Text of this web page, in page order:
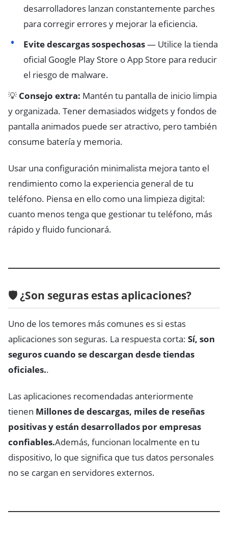
desarrolladores lanzan constantemente parches
para corregir errores y mejorar la eficiencia.
Evite descargas sospechosas— Utilice la tienda
oficial Google Play Store o App Store para reducir
el riesgo de malware.
💡 Consejo extra: Mantén tu pantalla de inicio limpia
y organizada. Tener demasiados widgets y fondos de
pantalla animados puede ser atractivo, pero también
consume batería y memoria.
Usar una configuración minimalista mejora tanto el
rendimiento como la experiencia general de tu
teléfono. Piensa en ello como una limpieza digital:
cuanto menos tenga que gestionar tu teléfono, más
rápido y fluido funcionará.
🛡️ ¿Son seguras estas aplicaciones?
Uno de los temores más comunes es si estas
aplicaciones son seguras. La respuesta corta: Sí, son
seguros cuando se descargan desde tiendas
oficiales..
Las aplicaciones recomendadas anteriormente
tienen Millones de descargas, miles de reseñas
positivas y están desarrollados por empresas
confiables.Además, funcionan localmente en tu
dispositivo, lo que significa que tus datos personales
no se cargan en servidores externos.